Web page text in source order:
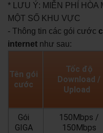
* LƯU Ý: MIỄN PHÍ HÒA
MỘT SỐ KHU VỰC
- Thông tin các gói cước
internet như sau:
Tên gói
cước
Tốc độ
Download /
Upload
Gói
GIGA
150Mbps /
150Mbps